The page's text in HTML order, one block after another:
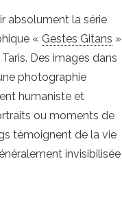
absolument la série
« Gestes Gitans »
Des images dans
photographie
humaniste et
ou moments de
témoignent de la vie
invisibilisée